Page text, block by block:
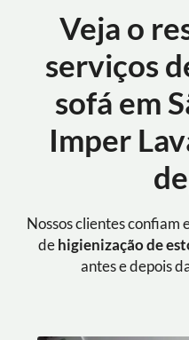
Veja o
serviços
sofá em
Imper
Nossos clientes confiam
de higienização de
antes e depois